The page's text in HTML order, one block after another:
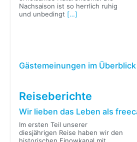
Nachsaison ist so herrlich ruhig
und unbedingt […]
Gästemeinungen im Überblick
Reiseberichte
Wir lieben das Leben als
Im ersten Teil unserer
diesjährigen Reise haben wir den